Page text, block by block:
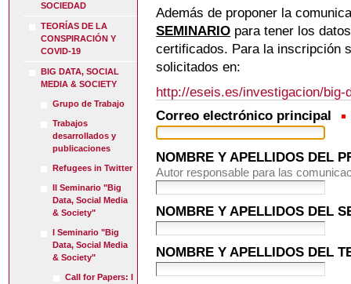
SOCIEDAD
TEORÍAS DE LA
CONSPIRACIÓN Y
COVID-19
BIG DATA, SOCIAL
MEDIA & SOCIETY
Grupo de Trabajo
Trabajos
desarrollados y
publicaciones
Refugees in Twitter
II Seminario "Big
Data, Social Media
& Society"
I Seminario "Big
Data, Social Media
& Society"
Call for Papers: I
Además de proponer la
SEMINARIO para tener los
certificados. Para la inscripción
solicitados en:
http://eseis.es/investigacion/
Correo electrónico principal
NOMBRE Y APELLIDOS DEL
Autor responsable para las
NOMBRE Y APELLIDOS DEL
NOMBRE Y APELLIDOS DEL